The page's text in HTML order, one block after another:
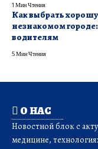
1 Мин Чтения
Как выбрать
незнакомом
водителям
5 Мин Чтения
О НАС
Новостной блок с
медицине,